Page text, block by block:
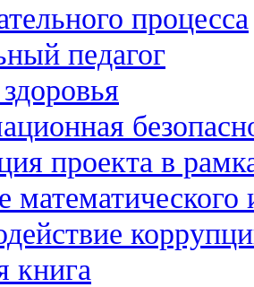
процесса
педагог
проекта в
книга